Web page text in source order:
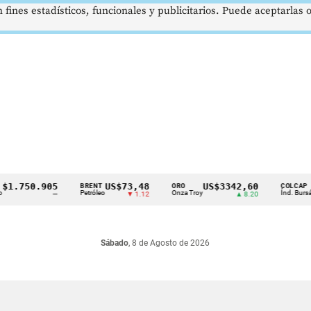
BRENT
Petróleo
US$73,48
▼ 1.12 Onza Troy
US$3342,60
▲ 8.20
COLCAP
Índ. Bursátil
Sábado, 8 de Agosto de 2026
estadísticos, funcionales y publicitarios. Puede aceptarlas